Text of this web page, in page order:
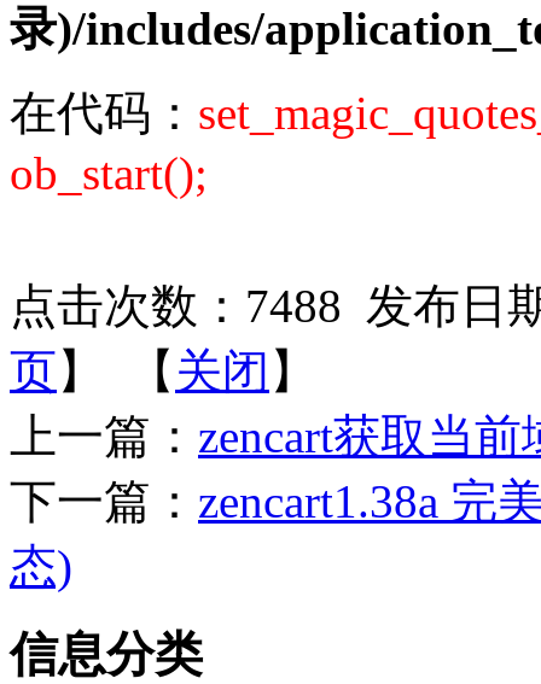
录)/includes/
在代码：
ob_start();
点击次数： 7488 发布日
页】 【 关闭 】
上一篇： zencart获取当前
下一篇： zencart1.38a 完
态)
信息分类